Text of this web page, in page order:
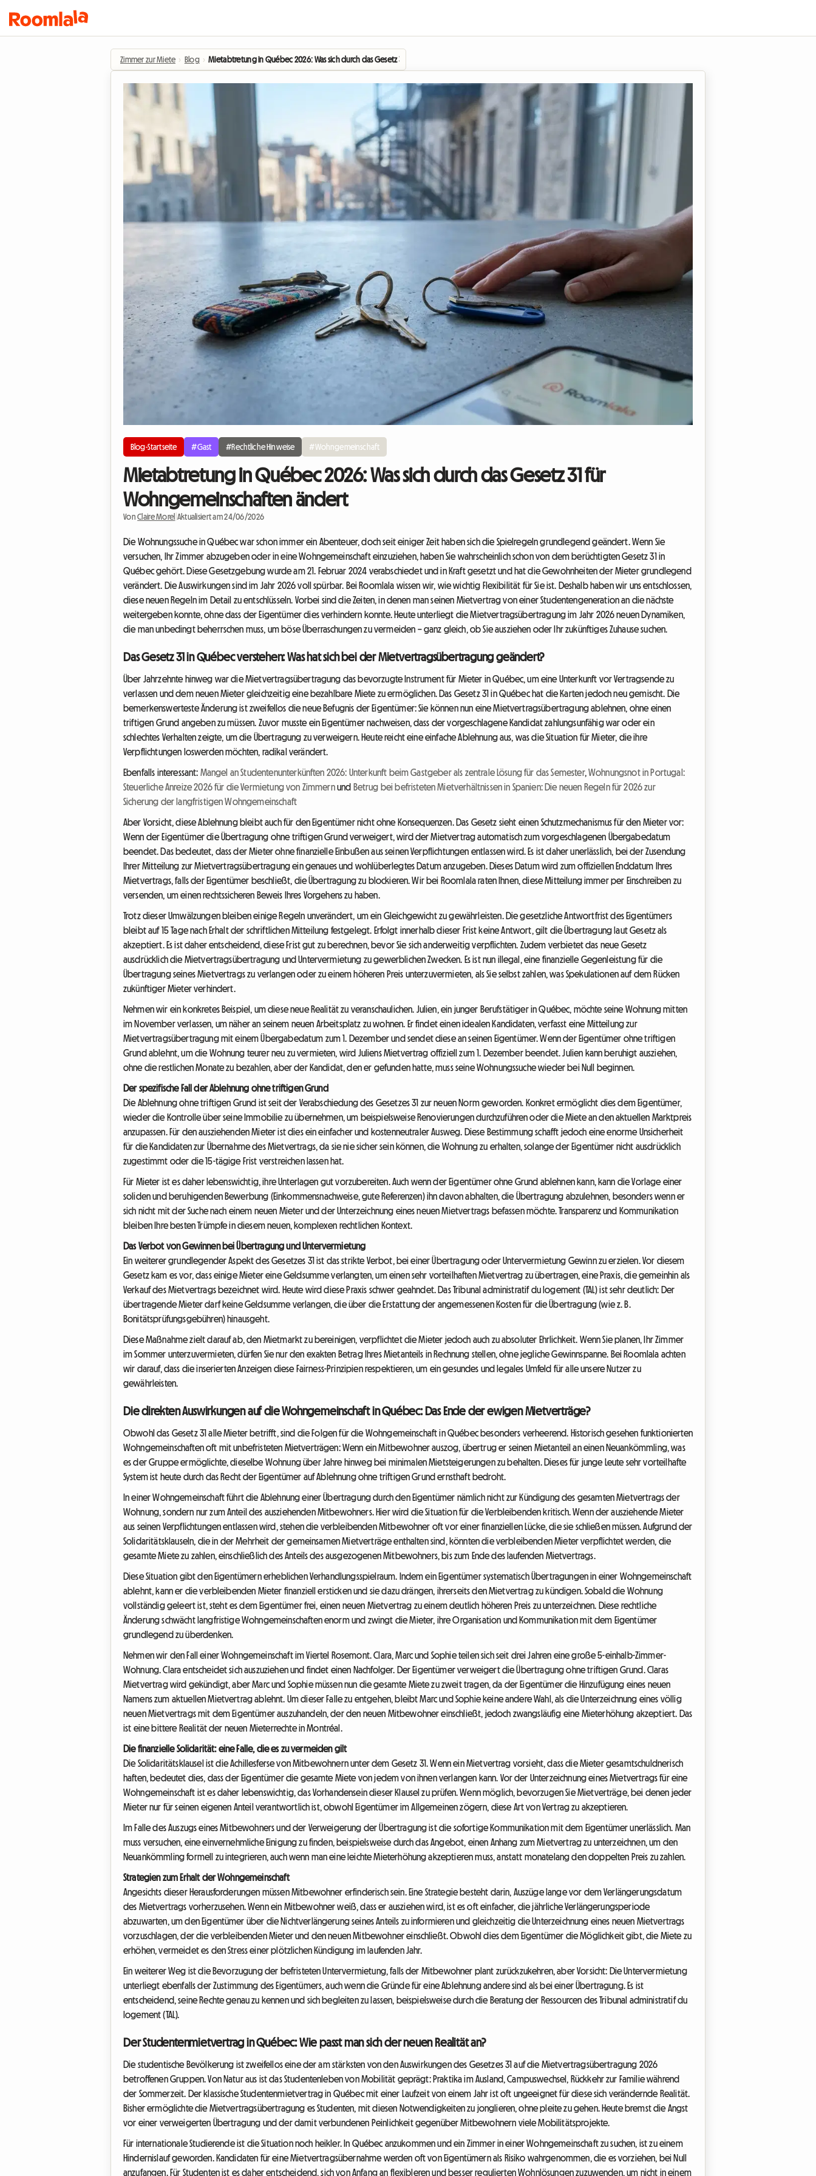
Zimmer zur Miete › Blog › Mietabtretung in Québec 2026: Was sich durch das Gesetz 31 für Wohngemeinschaften ändert
Blog-Startseite #Gast #Rechtliche Hinweise #Wohngemeinschaft
Mietabtretung in Québec 2026: Was sich durch das Gesetz 31 für
Wohngemeinschaften ändert
VonClaire Morel Aktualisiert am 24/06/2026
Die Wohnungssuche in Québec war schon immer ein Abenteuer, doch seit einiger Zeit haben sich die Spielregeln grundlegend geändert. Wenn Sie
versuchen, Ihr Zimmer abzugeben oder in eine Wohngemeinschaft einzuziehen, haben Sie wahrscheinlich schon von dem berüchtigten Gesetz 31 in
Québec gehört. Diese Gesetzgebung wurde am 21. Februar 2024 verabschiedet und in Kraft gesetzt und hat die Gewohnheiten der Mieter grundlegend
verändert. Die Auswirkungen sind im Jahr 2026 voll spürbar. Bei Roomlala wissen wir, wie wichtig Flexibilität für Sie ist. Deshalb haben wir uns entschlossen,
diese neuen Regeln im Detail zu entschlüsseln. Vorbei sind die Zeiten, in denen man seinen Mietvertrag von einer Studentengeneration an die nächste
weitergeben konnte, ohne dass der Eigentümer dies verhindern konnte. Heute unterliegt die Mietvertragsübertragung im Jahr 2026 neuen Dynamiken,
die man unbedingt beherrschen muss, um böse Überraschungen zu vermeiden – ganz gleich, ob Sie ausziehen oder Ihr zukünftiges Zuhause suchen.
Das Gesetz 31 in Québec verstehen: Was hat sich bei der Mietvertragsübertragung geändert?
Über Jahrzehnte hinweg war die Mietvertragsübertragung das bevorzugte Instrument für Mieter in Québec, um eine Unterkunft vor Vertragsende zu
verlassen und dem neuen Mieter gleichzeitig eine bezahlbare Miete zu ermöglichen. Das Gesetz 31 in Québec hat die Karten jedoch neu gemischt. Die
bemerkenswerteste Änderung ist zweifellos die neue Befugnis der Eigentümer: Sie können nun eine Mietvertragsübertragung ablehnen, ohne einen
triftigen Grund angeben zu müssen. Zuvor musste ein Eigentümer nachweisen, dass der vorgeschlagene Kandidat zahlungsunfähig war oder ein
schlechtes Verhalten zeigte, um die Übertragung zu verweigern. Heute reicht eine einfache Ablehnung aus, was die Situation für Mieter, die ihre
Verpflichtungen loswerden möchten, radikal verändert.
Ebenfalls interessant: Mangel an Studentenunterkünften 2026: Unterkunft beim Gastgeber als zentrale Lösung für das Semester,Wohnungsnot in Portugal:
Steuerliche Anreize 2026 für die Vermietung von Zimmernund Betrug bei befristeten Mietverhältnissen in Spanien: Die neuen Regeln für 2026 zur
Sicherung der langfristigen Wohngemeinschaft
Aber Vorsicht, diese Ablehnung bleibt auch für den Eigentümer nicht ohne Konsequenzen. Das Gesetz sieht einen Schutzmechanismus für den Mieter vor:
Wenn der Eigentümer die Übertragung ohne triftigen Grund verweigert, wird der Mietvertrag automatisch zum vorgeschlagenen Übergabedatum
beendet. Das bedeutet, dass der Mieter ohne finanzielle Einbußen aus seinen Verpflichtungen entlassen wird. Es ist daher unerlässlich, bei der Zusendung
Ihrer Mitteilung zur Mietvertragsübertragung ein genaues und wohlüberlegtes Datum anzugeben. Dieses Datum wird zum offiziellen Enddatum Ihres
Mietvertrags, falls der Eigentümer beschließt, die Übertragung zu blockieren. Wir bei Roomlala raten Ihnen, diese Mitteilung immer per Einschreiben zu
versenden, um einen rechtssicheren Beweis Ihres Vorgehens zu haben.
Trotz dieser Umwälzungen bleiben einige Regeln unverändert, um ein Gleichgewicht zu gewährleisten. Die gesetzliche Antwortfrist des Eigentümers
bleibt auf 15 Tage nach Erhalt der schriftlichen Mitteilung festgelegt. Erfolgt innerhalb dieser Frist keine Antwort, gilt die Übertragung laut Gesetz als
akzeptiert. Es ist daher entscheidend, diese Frist gut zu berechnen, bevor Sie sich anderweitig verpflichten. Zudem verbietet das neue Gesetz
ausdrücklich die Mietvertragsübertragung und Untervermietung zu gewerblichen Zwecken. Es ist nun illegal, eine finanzielle Gegenleistung für die
Übertragung seines Mietvertrags zu verlangen oder zu einem höheren Preis unterzuvermieten, als Sie selbst zahlen, was Spekulationen auf dem Rücken
zukünftiger Mieter verhindert.
Nehmen wir ein konkretes Beispiel, um diese neue Realität zu veranschaulichen. Julien, ein junger Berufstätiger in Québec, möchte seine Wohnung mitten
im November verlassen, um näher an seinem neuen Arbeitsplatz zu wohnen. Er findet einen idealen Kandidaten, verfasst eine Mitteilung zur
Mietvertragsübertragung mit einem Übergabedatum zum 1. Dezember und sendet diese an seinen Eigentümer. Wenn der Eigentümer ohne triftigen
Grund ablehnt, um die Wohnung teurer neu zu vermieten, wird Juliens Mietvertrag offiziell zum 1. Dezember beendet. Julien kann beruhigt ausziehen,
ohne die restlichen Monate zu bezahlen, aber der Kandidat, den er gefunden hatte, muss seine Wohnungssuche wieder bei Null beginnen.
Der spezifische Fall der Ablehnung ohne triftigen Grund
Die Ablehnung ohne triftigen Grund ist seit der Verabschiedung des Gesetzes 31 zur neuen Norm geworden. Konkret ermöglicht dies dem Eigentümer,
wieder die Kontrolle über seine Immobilie zu übernehmen, um beispielsweise Renovierungen durchzuführen oder die Miete an den aktuellen Marktpreis
anzupassen. Für den ausziehenden Mieter ist dies ein einfacher und kostenneutraler Ausweg. Diese Bestimmung schafft jedoch eine enorme Unsicherheit
für die Kandidaten zur Übernahme des Mietvertrags, da sie nie sicher sein können, die Wohnung zu erhalten, solange der Eigentümer nicht ausdrücklich
zugestimmt oder die 15-tägige Frist verstreichen lassen hat.
Für Mieter ist es daher lebenswichtig, ihre Unterlagen gut vorzubereiten. Auch wenn der Eigentümer ohne Grund ablehnen kann, kann die Vorlage einer
soliden und beruhigenden Bewerbung (Einkommensnachweise, gute Referenzen) ihn davon abhalten, die Übertragung abzulehnen, besonders wenn er
sich nicht mit der Suche nach einem neuen Mieter und der Unterzeichnung eines neuen Mietvertrags befassen möchte. Transparenz und Kommunikation
bleiben Ihre besten Trümpfe in diesem neuen, komplexen rechtlichen Kontext.
Das Verbot von Gewinnen bei Übertragung und Untervermietung
Ein weiterer grundlegender Aspekt des Gesetzes 31 ist das strikte Verbot, bei einer Übertragung oder Untervermietung Gewinn zu erzielen. Vor diesem
Gesetz kam es vor, dass einige Mieter eine Geldsumme verlangten, um einen sehr vorteilhaften Mietvertrag zu übertragen, eine Praxis, die gemeinhin als
Verkauf des Mietvertrags bezeichnet wird. Heute wird diese Praxis schwer geahndet. Das Tribunal administratif du logement (TAL) ist sehr deutlich: Der
übertragende Mieter darf keine Geldsumme verlangen, die über die Erstattung der angemessenen Kosten für die Übertragung (wie z. B.
Bonitätsprüfungsgebühren) hinausgeht.
Diese Maßnahme zielt darauf ab, den Mietmarkt zu bereinigen, verpflichtet die Mieter jedoch auch zu absoluter Ehrlichkeit. Wenn Sie planen, Ihr Zimmer
im Sommer unterzuvermieten, dürfen Sie nur den exakten Betrag Ihres Mietanteils in Rechnung stellen, ohne jegliche Gewinnspanne. Bei Roomlala achten
wir darauf, dass die inserierten Anzeigen diese Fairness-Prinzipien respektieren, um ein gesundes und legales Umfeld für alle unsere Nutzer zu
gewährleisten.
Die direkten Auswirkungen auf die Wohngemeinschaft in Québec: Das Ende der ewigen Mietverträge?
Obwohl das Gesetz 31 alle Mieter betrifft, sind die Folgen für die Wohngemeinschaft in Québec besonders verheerend. Historisch gesehen funktionierten
Wohngemeinschaften oft mit unbefristeten Mietverträgen: Wenn ein Mitbewohner auszog, übertrug er seinen Mietanteil an einen Neuankömmling, was
es der Gruppe ermöglichte, dieselbe Wohnung über Jahre hinweg bei minimalen Mietsteigerungen zu behalten. Dieses für junge Leute sehr vorteilhafte
System ist heute durch das Recht der Eigentümer auf Ablehnung ohne triftigen Grund ernsthaft bedroht.
In einer Wohngemeinschaft führt die Ablehnung einer Übertragung durch den Eigentümer nämlich nicht zur Kündigung des gesamten Mietvertrags der
Wohnung, sondern nur zum Anteil des ausziehenden Mitbewohners. Hier wird die Situation für die Verbleibenden kritisch. Wenn der ausziehende Mieter
aus seinen Verpflichtungen entlassen wird, stehen die verbleibenden Mitbewohner oft vor einer finanziellen Lücke, die sie schließen müssen. Aufgrund der
Solidaritätsklauseln, die in der Mehrheit der gemeinsamen Mietverträge enthalten sind, könnten die verbleibenden Mieter verpflichtet werden, die
gesamte Miete zu zahlen, einschließlich des Anteils des ausgezogenen Mitbewohners, bis zum Ende des laufenden Mietvertrags.
Diese Situation gibt den Eigentümern erheblichen Verhandlungsspielraum. Indem ein Eigentümer systematisch Übertragungen in einer Wohngemeinschaft
ablehnt, kann er die verbleibenden Mieter finanziell ersticken und sie dazu drängen, ihrerseits den Mietvertrag zu kündigen. Sobald die Wohnung
vollständig geleert ist, steht es dem Eigentümer frei, einen neuen Mietvertrag zu einem deutlich höheren Preis zu unterzeichnen. Diese rechtliche
Änderung schwächt langfristige Wohngemeinschaften enorm und zwingt die Mieter, ihre Organisation und Kommunikation mit dem Eigentümer
grundlegend zu überdenken.
Nehmen wir den Fall einer Wohngemeinschaft im Viertel Rosemont. Clara, Marc und Sophie teilen sich seit drei Jahren eine große 5-einhalb-Zimmer-
Wohnung. Clara entscheidet sich auszuziehen und findet einen Nachfolger. Der Eigentümer verweigert die Übertragung ohne triftigen Grund. Claras
Mietvertrag wird gekündigt, aber Marc und Sophie müssen nun die gesamte Miete zu zweit tragen, da der Eigentümer die Hinzufügung eines neuen
Namens zum aktuellen Mietvertrag ablehnt. Um dieser Falle zu entgehen, bleibt Marc und Sophie keine andere Wahl, als die Unterzeichnung eines völlig
neuen Mietvertrags mit dem Eigentümer auszuhandeln, der den neuen Mitbewohner einschließt, jedoch zwangsläufig eine Mieterhöhung akzeptiert. Das
ist eine bittere Realität der neuen Mieterrechte in Montréal.
Die finanzielle Solidarität: eine Falle, die es zu vermeiden gilt
Die Solidaritätsklausel ist die Achillesferse von Mitbewohnern unter dem Gesetz 31. Wenn ein Mietvertrag vorsieht, dass die Mieter gesamtschuldnerisch
haften, bedeutet dies, dass der Eigentümer die gesamte Miete von jedem von ihnen verlangen kann. Vor der Unterzeichnung eines Mietvertrags für eine
Wohngemeinschaft ist es daher lebenswichtig, das Vorhandensein dieser Klausel zu prüfen. Wenn möglich, bevorzugen Sie Mietverträge, bei denen jeder
Mieter nur für seinen eigenen Anteil verantwortlich ist, obwohl Eigentümer im Allgemeinen zögern, diese Art von Vertrag zu akzeptieren.
Im Falle des Auszugs eines Mitbewohners und der Verweigerung der Übertragung ist die sofortige Kommunikation mit dem Eigentümer unerlässlich. Man
muss versuchen, eine einvernehmliche Einigung zu finden, beispielsweise durch das Angebot, einen Anhang zum Mietvertrag zu unterzeichnen, um den
Neuankömmling formell zu integrieren, auch wenn man eine leichte Mieterhöhung akzeptieren muss, anstatt monatelang den doppelten Preis zu zahlen.
Strategien zum Erhalt der Wohngemeinschaft
Angesichts dieser Herausforderungen müssen Mitbewohner erfinderisch sein. Eine Strategie besteht darin, Auszüge lange vor dem Verlängerungsdatum
des Mietvertrags vorherzusehen. Wenn ein Mitbewohner weiß, dass er ausziehen wird, ist es oft einfacher, die jährliche Verlängerungsperiode
abzuwarten, um den Eigentümer über die Nichtverlängerung seines Anteils zu informieren und gleichzeitig die Unterzeichnung eines neuen Mietvertrags
vorzuschlagen, der die verbleibenden Mieter und den neuen Mitbewohner einschließt. Obwohl dies dem Eigentümer die Möglichkeit gibt, die Miete zu
erhöhen, vermeidet es den Stress einer plötzlichen Kündigung im laufenden Jahr.
Ein weiterer Weg ist die Bevorzugung der befristeten Untervermietung, falls der Mitbewohner plant zurückzukehren, aber Vorsicht: Die Untervermietung
unterliegt ebenfalls der Zustimmung des Eigentümers, auch wenn die Gründe für eine Ablehnung andere sind als bei einer Übertragung. Es ist
entscheidend, seine Rechte genau zu kennen und sich begleiten zu lassen, beispielsweise durch die Beratung der Ressourcen des Tribunal administratif du
logement (TAL).
Der Studentenmietvertrag in Québec: Wie passt man sich der neuen Realität an?
Die studentische Bevölkerung ist zweifellos eine der am stärksten von den Auswirkungen des Gesetzes 31 auf die Mietvertragsübertragung 2026
betroffenen Gruppen. Von Natur aus ist das Studentenleben von Mobilität geprägt: Praktika im Ausland, Campuswechsel, Rückkehr zur Familie während
der Sommerzeit. Der klassische Studentenmietvertrag in Québec mit einer Laufzeit von einem Jahr ist oft ungeeignet für diese sich verändernde Realität.
Bisher ermöglichte die Mietvertragsübertragung es Studenten, mit diesen Notwendigkeiten zu jonglieren, ohne pleite zu gehen. Heute bremst die Angst
vor einer verweigerten Übertragung und der damit verbundenen Peinlichkeit gegenüber Mitbewohnern viele Mobilitätsprojekte.
Für internationale Studierende ist die Situation noch heikler. In Québec anzukommen und ein Zimmer in einer Wohngemeinschaft zu suchen, ist zu einem
Hindernislauf geworden. Kandidaten für eine Mietvertragsübernahme werden oft von Eigentümern als Risiko wahrgenommen, die es vorziehen, bei Null
anzufangen. Für Studenten ist es daher entscheidend, sich von Anfang an flexibleren und besser regulierten Wohnlösungen zuzuwenden, um nicht in einem